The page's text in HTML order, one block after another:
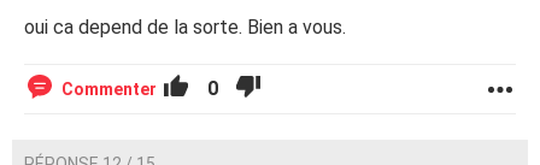
oui ca depend de la sorte. Bien a vous.
Commenter 0